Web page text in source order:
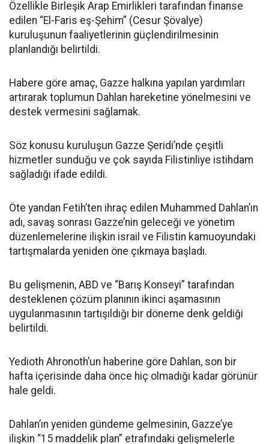
Özellikle Birleşik Arap Emirlikleri tarafından finanse
edilen “El-Faris eş-Şehim” (Cesur Şövalye)
kuruluşunun faaliyetlerinin güçlendirilmesinin
planlandığı belirtildi.
Habere göre amaç, Gazze halkına yapılan yardımları
artırarak toplumun Dahlan hareketine yönelmesini ve
destek vermesini sağlamak.
Söz konusu kuruluşun Gazze Şeridi’nde çeşitli
hizmetler sunduğu ve çok sayıda Filistinliye istihdam
sağladığı ifade edildi.
Öte yandan Fetih’ten ihraç edilen Muhammed Dahlan’ın
adı, savaş sonrası Gazze’nin geleceği ve yönetim
düzenlemelerine ilişkin israil ve Filistin kamuoyundaki
tartışmalarda yeniden öne çıkmaya başladı.
Bu gelişmenin, ABD ve “Barış Konseyi” tarafından
desteklenen çözüm planının ikinci aşamasının
uygulanmasının tartışıldığı bir döneme denk geldiği
belirtildi.
Yedioth Ahronoth’un haberine göre Dahlan, son bir
hafta içerisinde daha önce hiç olmadığı kadar görünür
hale geldi.
Dahlan’ın yeniden gündeme gelmesinin, Gazze’ye
ilişkin “15 maddelik plan” etrafındaki gelişmelerle